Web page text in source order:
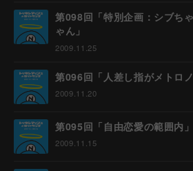
第098回「特別企画：シブち
ゃん」
2009.11.25
第096回「人差し指がメトロノ
2009.11.20
第095回「自由恋愛の範囲内」
2009.11.15